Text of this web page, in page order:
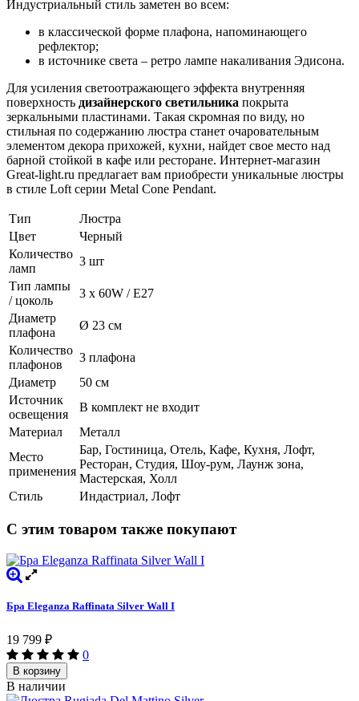
Индустриальный стиль заметен во всем:
в классической форме плафона, напоминающего
рефлектор;
в источнике света – ретро лампе накаливания Эдисона.
Для усиления светоотражающего эффекта внутренняя
поверхность дизайнерского светильника покрыта
зеркальными пластинами. Такая скромная по виду, но
стильная по содержанию люстра станет очаровательным
элементом декора прихожей, кухни, найдет свое место над
барной стойкой в кафе или ресторане. Интернет-магазин
Great-light.ru предлагает вам приобрести уникальные люстры
в стиле Loft серии Metal Cone Pendant.
Тип
Люстра
Цвет
Черный
Количество
ламп
3 шт
Тип лампы
/ цоколь
3 x 60W / E27
Диаметр
плафона
Ø 23 см
Количество
плафонов
3 плафона
Диаметр
50 см
Источник
освещения
В комплект не входит
Материал
Металл
Место
применения
Бар, Гостиница, Отель, Кафе, Кухня, Лофт,
Ресторан, Студия, Шоу-рум, Лаунж зона,
Мастерская, Холл
Стиль
Индастриал, Лофт
С этим товаром также покупают
Бра Eleganza Raffinata Silver Wall I
19 799 ₽
0
В корзину
В наличии